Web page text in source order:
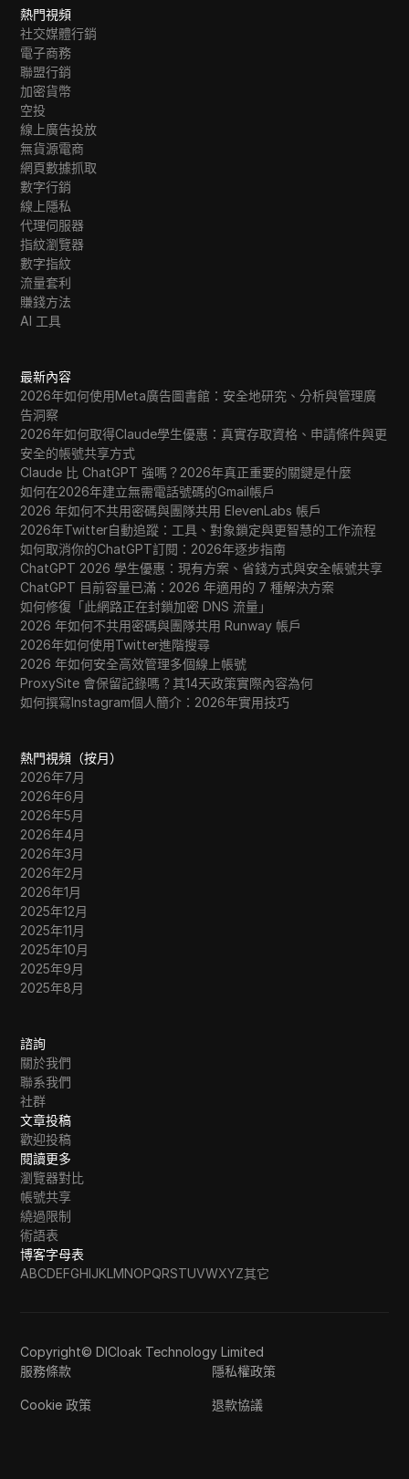
熱門視頻
社交媒體行銷
電子商務
聯盟行銷
加密貨幣
空投
線上廣告投放
無貨源電商
網頁數據抓取
數字行銷
線上隱私
代理伺服器
指紋瀏覽器
數字指紋
流量套利
賺錢方法
AI 工具
最新內容
2026年如何使用Meta廣告圖書館：安全地研究、分析與管理廣
告洞察
2026年如何取得Claude學生優惠：真實存取資格、申請條件與更
安全的帳號共享方式
Claude 比 ChatGPT 強嗎？2026年真正重要的關鍵是什麼
如何在2026年建立無需電話號碼的Gmail帳戶
2026 年如何不共用密碼與團隊共用 ElevenLabs 帳戶
2026年Twitter自動追蹤：工具、對象鎖定與更智慧的工作流程
如何取消你的ChatGPT訂閱：2026年逐步指南
ChatGPT 2026 學生優惠：現有方案、省錢方式與安全帳號共享
ChatGPT 目前容量已滿：2026 年適用的 7 種解決方案
如何修復「此網路正在封鎖加密 DNS 流量」
2026 年如何不共用密碼與團隊共用 Runway 帳戶
2026年如何使用Twitter進階搜尋
2026 年如何安全高效管理多個線上帳號
ProxySite 會保留記錄嗎？其14天政策實際內容為何
如何撰寫Instagram個人簡介：2026年實用技巧
熱門視頻（按月）
2026年7月
2026年6月
2026年5月
2026年4月
2026年3月
2026年2月
2026年1月
2025年12月
2025年11月
2025年10月
2025年9月
2025年8月
諮詢
關於我們
聯系我們
社群
文章投稿
歡迎投稿
閱讀更多
瀏覽器對比
帳號共享
繞過限制
術語表
博客字母表
ABCDEFGHIJKLMNOPQRSTUVWXYZ其它
Copyright© DICloak Technology Limited
服務條款
隱私權政策
Cookie 政策 退款協議